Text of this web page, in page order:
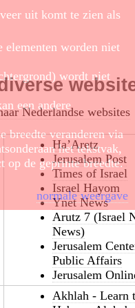
uit komt te zien als
elementen worden niet
wordt niet
een andere
breedte veranderen via
het tekstvak,
op de geprinte breedte.
normale weergave
Nederlandse websites
Ha’Aretz
Jerusalem Post
Times of Israel
Israel Hayom
Ynet News
Arutz 7 (Israel
News)
Jerusalem
Public Affairs
Jerusalem
Akhlah - Learn